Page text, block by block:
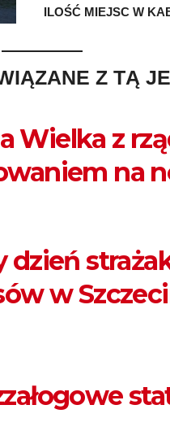
ILOŚĆ MIEJSC W
Z TĄ
Wielka z
na
dzień
w